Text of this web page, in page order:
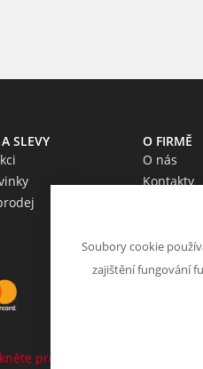
SLEVY
O FIRMĚ
O nás
Kontakty
pro více informací.
Soubory cookie
zajištění fungování